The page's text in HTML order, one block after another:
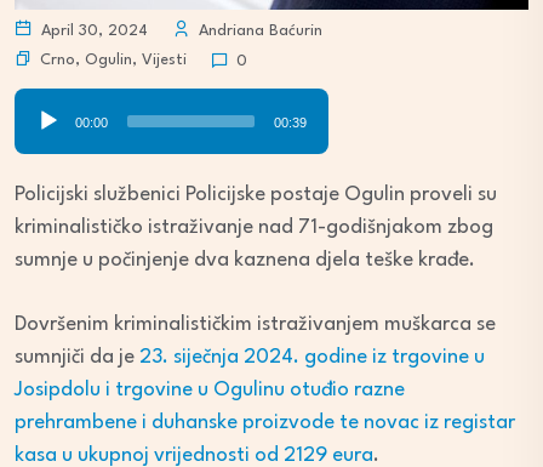
April 30, 2024
Andriana Baćurin
Crno, Ogulin, Vijesti 0
Audio
Player
00:00 00:39
Policijski službenici Policijske postaje Ogulin proveli su
kriminalističko istraživanje nad 71-godišnjakom zbog
sumnje u počinjenje dva kaznena djela teške krađe.
Dovršenim kriminalističkim istraživanjem muškarca se
sumnjiči da je 23. siječnja 2024. godine iz trgovine u
Josipdolu i trgovine u Ogulinu otuđio razne
prehrambene i duhanske proizvode te novac iz registar
kasa u ukupnoj vrijednosti od 2129 eura.